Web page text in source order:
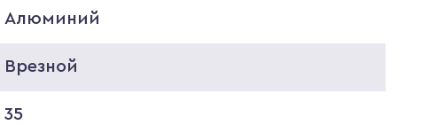
Алюминий
Врезной
35